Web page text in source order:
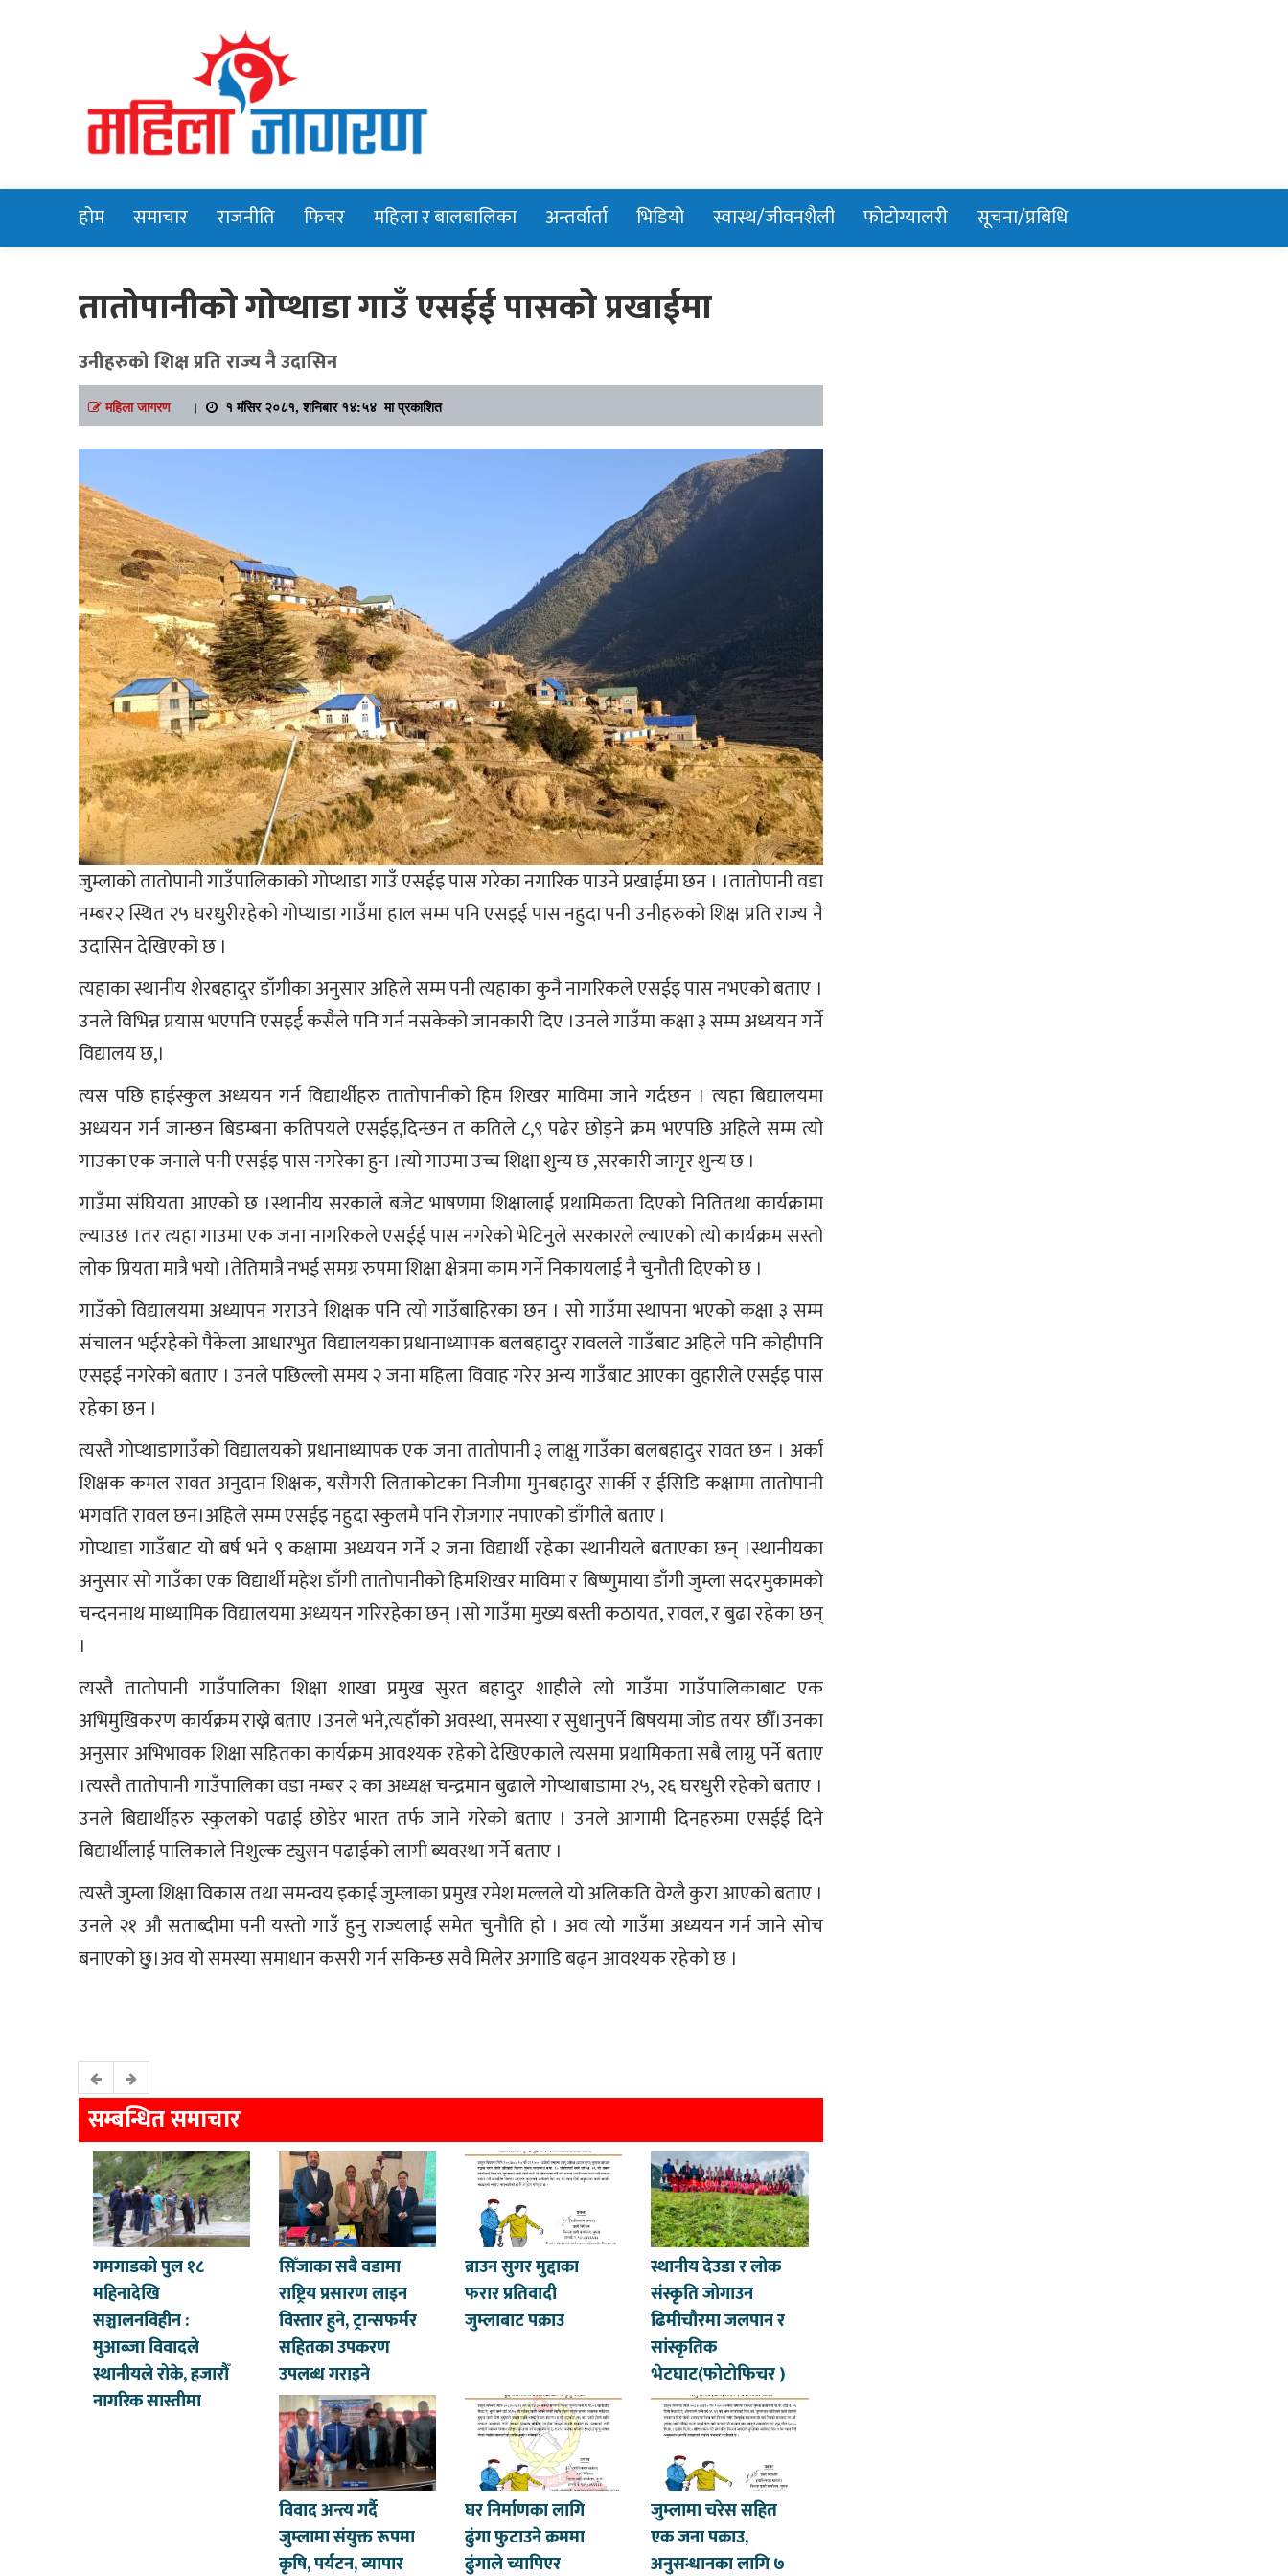
Mahilajagaran
होम समाचार राजनीति फिचर महिला र बालबालिका अन्तर्वार्ता भिडियो स्वास्थ/जीवनशैली फोटोग्यालरी सूचना/प्रबिधि
तातोपानीको गोप्थाडा गाउँ एसईई पासको प्रखाईमा
उनीहरुको शिक्ष प्रति राज्य नै उदासिन
महिला जागरण। १ मंसिर २०८१, शनिबार १४:५४ मा प्रकाशित
जुम्लाको तातोपानी गाउँपालिकाको गोप्थाडा गाउँ एसईइ पास गरेका नगारिक पाउने प्रखाईमा छन । ।तातोपानी वडा
नम्बर२ स्थित २५ घरधुरीरहेको गोप्थाडा गाउँमा हाल सम्म पनि एसइई पास नहुदा पनी उनीहरुको शिक्ष प्रति राज्य नै
उदासिन देखिएको छ ।
त्यहाका स्थानीय शेरबहादुर डाँगीका अनुसार अहिले सम्म पनी त्यहाका कुनै नागरिकले एसईइ पास नभएको बताए ।
उनले विभिन्न प्रयास भएपनि एसइर्ई कसैले पनि गर्न नसकेको जानकारी दिए ।उनले गाउँमा कक्षा ३ सम्म अध्ययन गर्ने
विद्यालय छ,।
त्यस पछि हाईस्कुल अध्ययन गर्न विद्यार्थीहरु तातोपानीको हिम शिखर माविमा जाने गर्दछन । त्यहा बिद्यालयमा
अध्ययन गर्न जान्छन बिडम्बना कतिपयले एसईइ,दिन्छन त कतिले ८,९ पढेर छोड्ने क्रम भएपछि अहिले सम्म त्यो
गाउका एक जनाले पनी एसईइ पास नगरेका हुन ।त्यो गाउमा उच्च शिक्षा शुन्य छ ,सरकारी जागृर शुन्य छ ।
गाउँमा संघियता आएको छ ।स्थानीय सरकाले बजेट भाषणमा शिक्षालाई प्रथामिकता दिएको नितितथा कार्यक्रामा
ल्याउछ ।तर त्यहा गाउमा एक जना नागरिकले एसईई पास नगरेको भेटिनुले सरकारले ल्याएको त्यो कार्यक्रम सस्तो
लोक प्रियता मात्रै भयो ।तेतिमात्रै नभई समग्र रुपमा शिक्षा क्षेत्रमा काम गर्ने निकायलाई नै चुनौती दिएको छ ।
गाउँको विद्यालयमा अध्यापन गराउने शिक्षक पनि त्यो गाउँबाहिरका छन । सो गाउँमा स्थापना भएको कक्षा ३ सम्म
संचालन भईरहेको पैकेला आधारभुत विद्यालयका प्रधानाध्यापक बलबहादुर रावलले गाउँबाट अहिले पनि कोहीपनि
एसइई नगरेको बताए । उनले पछिल्लो समय २ जना महिला विवाह गरेर अन्य गाउँबाट आएका वुहारीले एसईइ पास
रहेका छन ।
त्यस्तै गोप्थाडागाउँको विद्यालयको प्रधानाध्यापक एक जना तातोपानी ३ लाक्षु गाउँका बलबहादुर रावत छन । अर्का
शिक्षक कमल रावत अनुदान शिक्षक, यसैगरी लिताकोटका निजीमा मुनबहादुर सार्की र ईसिडि कक्षामा तातोपानी
भगवति रावल छन।अहिले सम्म एसईइ नहुदा स्कुलमै पनि रोजगार नपाएको डाँगीले बताए ।
गोप्थाडा गाउँबाट यो बर्ष भने ९ कक्षामा अध्ययन गर्ने २ जना विद्यार्थी रहेका स्थानीयले बताएका छन् ।स्थानीयका
अनुसार सो गाउँका एक विद्यार्थी महेश डाँगी तातोपानीको हिमशिखर माविमा र बिष्णुमाया डाँगी जुम्ला सदरमुकामको
चन्दननाथ माध्यामिक विद्यालयमा अध्ययन गरिरहेका छन् ।सो गाउँमा मुख्य बस्ती कठायत, रावल, र बुढा रहेका छन्
।
त्यस्तै तातोपानी गाउँपालिका शिक्षा शाखा प्रमुख सुरत बहादुर शाहीले त्यो गाउँमा गाउँपालिकाबाट एक
अभिमुखिकरण कार्यक्रम राख्ने बताए ।उनले भने,त्यहाँको अवस्था, समस्या र सुधानुपर्ने बिषयमा जोड तयर छौँ।उनका
अनुसार अभिभावक शिक्षा सहितका कार्यक्रम आवश्यक रहेको देखिएकाले त्यसमा प्रथामिकता सबै लाग्नु पर्ने बताए
।त्यस्तै तातोपानी गाउँपालिका वडा नम्बर २ का अध्यक्ष चन्द्रमान बुढाले गोप्थाबाडामा २५, २६ घरधुरी रहेको बताए ।
उनले बिद्यार्थीहरु स्कुलको पढाई छोडेर भारत तर्फ जाने गरेको बताए । उनले आगामी दिनहरुमा एसईई दिने
बिद्यार्थीलाई पालिकाले निशुल्क ट्युसन पढाईको लागी ब्यवस्था गर्ने बताए ।
त्यस्तै जुम्ला शिक्षा विकास तथा समन्वय इकाई जुम्लाका प्रमुख रमेश मल्लले यो अलिकति वेग्लै कुरा आएको बताए ।
उनले २१ औ सताब्दीमा पनी यस्तो गाउँ हुनु राज्यलाई समेत चुनौति हो । अव त्यो गाउँमा अध्ययन गर्न जाने सोच
बनाएको छु।अव यो समस्या समाधान कसरी गर्न सकिन्छ सवै मिलेर अगाडि बढ्न आवश्यक रहेको छ ।
सम्बन्धित समाचार
गमगाडको पुल १८
महिनादेखि
सञ्चालनविहीन :
मुआब्जा विवादले
स्थानीयले रोके, हजारौँ
नागरिक सास्तीमा
सिँजाका सबै वडामा
राष्ट्रिय प्रसारण लाइन
विस्तार हुने, ट्रान्सफर्मर
सहितका उपकरण
उपलब्ध गराइने
ब्राउन सुगर मुद्दाका
फरार प्रतिवादी
जुम्लाबाट पक्राउ
स्थानीय देउडा र लोक
संस्कृति जोगाउन
ढिमीचौरमा जलपान र
सांस्कृतिक
भेटघाट(फोटोफिचर )
विवाद अन्त्य गर्दै
जुम्लामा संयुक्त रूपमा
कृषि, पर्यटन, व्यापार
घर निर्माणका लागि
ढुंगा फुटाउने क्रममा
ढुंगाले च्यापिएर
जुम्लामा चरेस सहित
एक जना पक्राउ,
अनुसन्धानका लागि ७